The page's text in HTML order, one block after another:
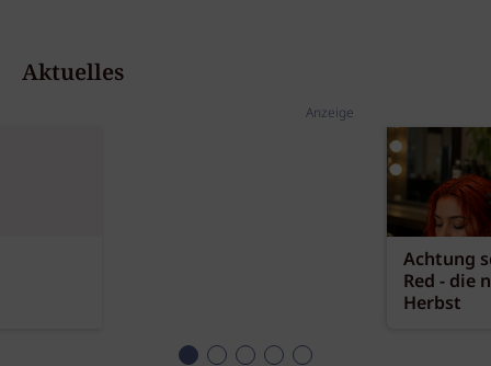
Aktuelles
Anzeige
Achtung
Red - die
Herbst